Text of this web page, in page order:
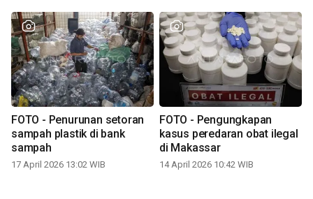
FOTO - Penurunan setoran
sampah plastik di bank
sampah
17 April 2026 13:02 WIB
FOTO - Pengungkapan
kasus peredaran obat ilegal
di Makassar
14 April 2026 10:42 WIB